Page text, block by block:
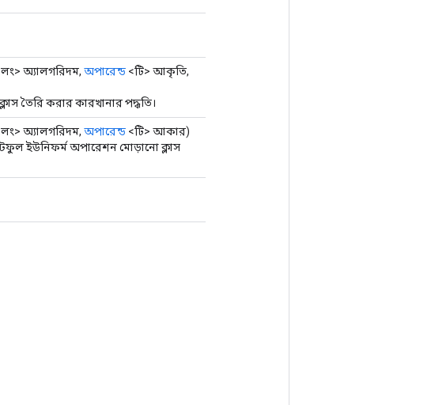
অ্যালগরিদম, অপারেন্ড <টি> আকৃতি,
তৈরি করার কারখানার পদ্ধতি।
অ্যালগরিদম, অপারেন্ড <টি> আকার)
ইউনিফর্ম অপারেশন মোড়ানো ক্লাস